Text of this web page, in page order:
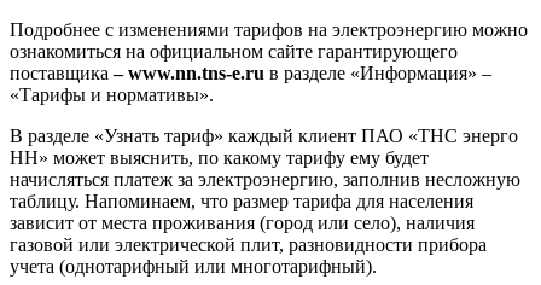
Подробнее с изменениями тарифов на электроэнергию можно
ознакомиться на официальном сайте гарантирующего
поставщика– www.nn.tns-e.ru в разделе «Информация» –
«Тарифы и нормативы».
В разделе «Узнать тариф» каждый клиент ПАО «ТНС энерго
НН» может выяснить, по какому тарифу ему будет
начисляться платеж за электроэнергию, заполнив несложную
таблицу. Напоминаем, что размер тарифа для населения
зависит от места проживания (город или село), наличия
газовой или электрической плит, разновидности прибора
учета (однотарифный или многотарифный).